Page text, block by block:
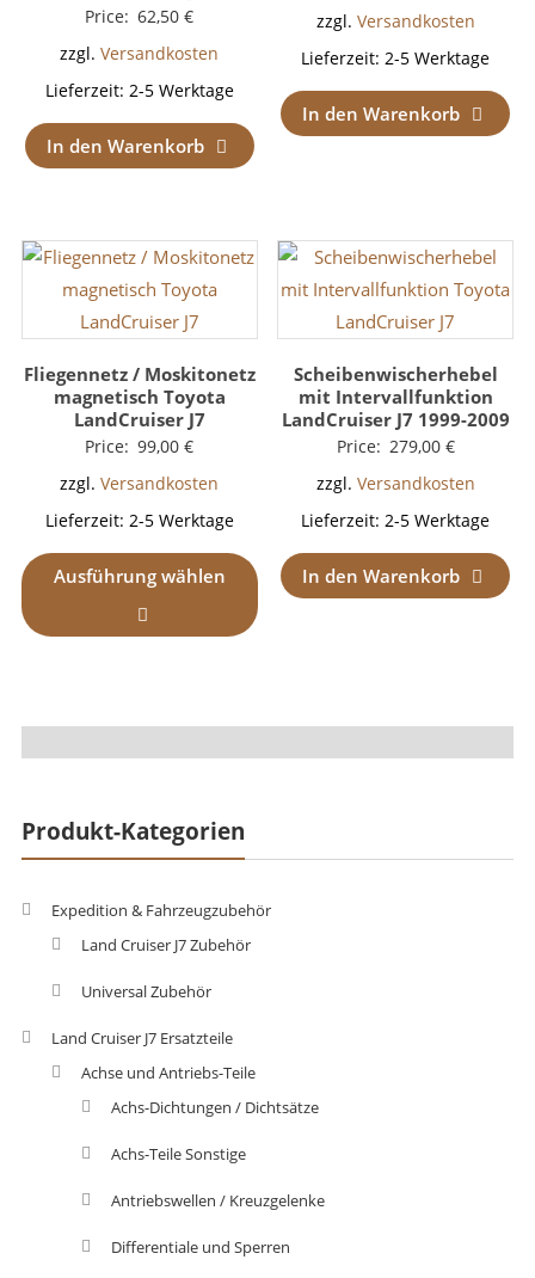
Price: 62,50€
zzgl.Versandkosten
Lieferzeit: 2-5 Werktage
In den Warenkorb
zzgl. Versandkosten
Lieferzeit:2-5 Werktage
In den Warenkorb
Fliegennetz / Moskitonetz
magnetisch Toyota
LandCruiser J7
Price: 99,00€
zzgl.Versandkosten
Lieferzeit: 2-5 Werktage
Ausführung wählen
Scheibenwischerhebel
mit Intervallfunktion
LandCruiser J7 1999-2009
Price: 279,00 €
zzgl. Versandkosten
Lieferzeit:2-5 Werktage
In den Warenkorb
Produkt-Kategorien
Expedition & Fahrzeugzubehör
Land Cruiser J7 Zubehör
Universal Zubehör
Land Cruiser J7 Ersatzteile
Achse und Antriebs-Teile
Achs-Dichtungen / Dichtsätze
Achs-Teile Sonstige
Antriebswellen / Kreuzgelenke
Differentiale und Sperren